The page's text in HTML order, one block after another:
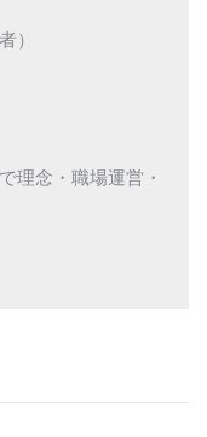
）
理念・職場運営・